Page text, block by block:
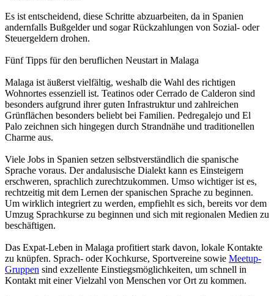
Es ist entscheidend, diese Schritte abzuarbeiten, da in Spanien
andernfalls Bußgelder und sogar Rückzahlungen von Sozial- oder
Steuergeldern drohen.
Fünf Tipps für den beruflichen Neustart in Malaga
Malaga ist äußerst vielfältig, weshalb die Wahl des richtigen
Wohnortes essenziell ist. Teatinos oder Cerrado de Calderon sind
besonders aufgrund ihrer guten Infrastruktur und zahlreichen
Grünflächen besonders beliebt bei Familien. Pedregalejo und El
Palo zeichnen sich hingegen durch Strandnähe und traditionellen
Charme aus.
Viele Jobs in Spanien setzen selbstverständlich die spanische
Sprache voraus. Der andalusische Dialekt kann es Einsteigern
erschweren, sprachlich zurechtzukommen. Umso wichtiger ist es,
rechtzeitig mit dem Lernen der spanischen Sprache zu beginnen.
Um wirklich integriert zu werden, empfiehlt es sich, bereits vor dem
Umzug Sprachkurse zu beginnen und sich mit regionalen Medien zu
beschäftigen.
Das Expat-Leben in Malaga profitiert stark davon, lokale Kontakte
zu knüpfen. Sprach- oder Kochkurse, Sportvereine sowie Meetup-
Gruppen sind exzellente Einstiegsmöglichkeiten, um schnell in
Kontakt mit einer Vielzahl von Menschen vor Ort zu kommen.